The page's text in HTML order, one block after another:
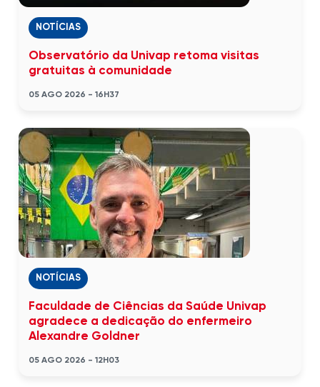
NOTÍCIAS
Observatório da Univap retoma visitas
gratuitas à comunidade
05 AGO 2026 - 16H37
NOTÍCIAS
Faculdade de Ciências da Saúde Univap
agradece a dedicação do enfermeiro
Alexandre Goldner
05 AGO 2026 - 12H03